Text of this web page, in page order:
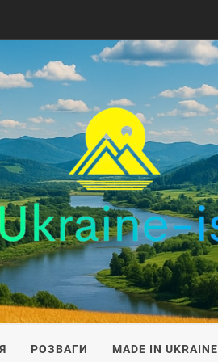
РОЗВАГИ MADE IN UKRAINE